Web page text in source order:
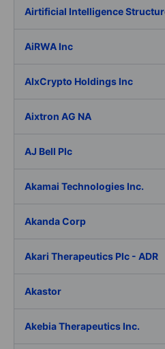
Airtificial Intelligence
AiRWA Inc
AIxCrypto Holdings Inc
Aixtron AG NA
AJ Bell Plc
Akamai Technologies Inc.
Akanda Corp
Akari Therapeutics Plc - ADR
Akastor
Akebia Therapeutics Inc.